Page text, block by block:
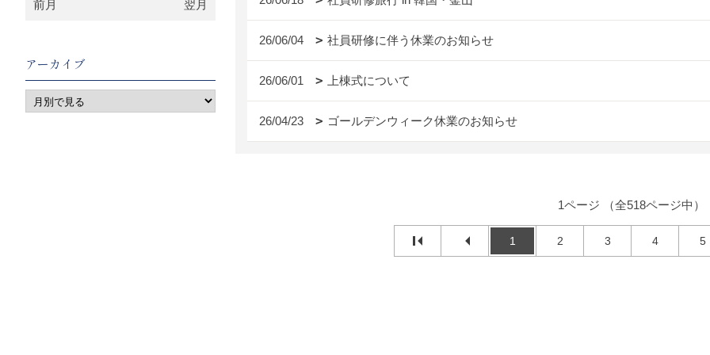
26/06/04 社員研修に伴う休業のお知らせ
26/06/01 上棟式について
26/04/23 ゴールデンウィーク休業のお知らせ
1ページ （全518ページ中）
1 2 3 4 5
前月 翌月
アーカイブ